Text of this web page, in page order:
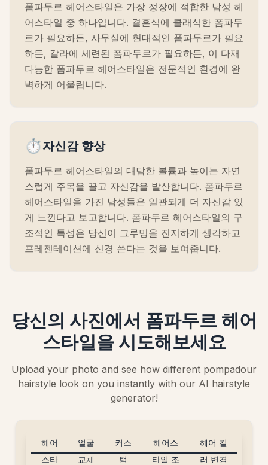
폼파두르 헤어스타일은 가장 정장에 적합한 남성 헤
어스타일 중 하나입니다. 결혼식에 클래식한 폼파두
르가 필요하든, 사무실에 현대적인 폼파두르가 필요
하든, 갈라에 세련된 폼파두르가 필요하든, 이 다재
다능한 폼파두르 헤어스타일은 전문적인 환경에 완
벽하게 어울립니다.
⏱️자신감 향상
폼파두르 헤어스타일의 대담한 볼륨과 높이는 자연
스럽게 주목을 끌고 자신감을 발산합니다. 폼파두르
헤어스타일을 가진 남성들은 일관되게 더 자신감 있
게 느낀다고 보고합니다. 폼파두르 헤어스타일의 구
조적인 특성은 당신이 그루밍을 진지하게 생각하고
프레젠테이션에 신경 쓴다는 것을 보여줍니다.
당신의 사진에서 폼파두르 헤어
스타일을 시도해보세요
Upload your photo and see how different pompadour
hairstyle look on you instantly with our AI hairstyle
generator!
헤어
스타
얼굴
교체
커스
텀
헤어스
타일 조
헤어 컬
러 변경